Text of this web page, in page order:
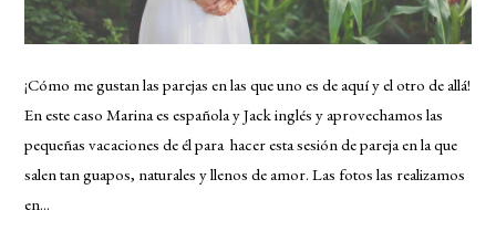
¡Cómo me gustan las parejas en las que uno es de aquí y el otro de allá!
En este caso Marina es española y Jack inglés y aprovechamos las
pequeñas vacaciones de él para hacer esta sesión de pareja en la que
salen tan guapos, naturales y llenos de amor. Las fotos las realizamos
en...